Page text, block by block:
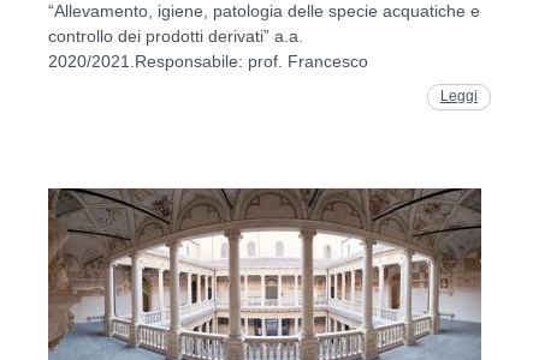
“Allevamento, igiene, patologia delle specie acquatiche e
controllo dei prodotti derivati” a.a.
2020/2021.Responsabile: prof. Francesco
Leggi